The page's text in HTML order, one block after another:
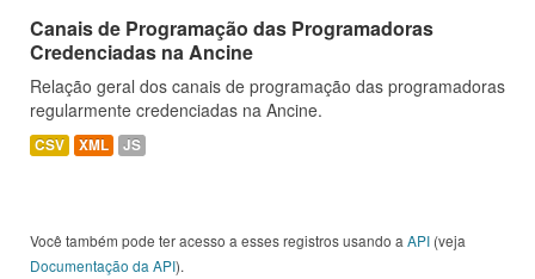
Canais de Programação das Programadoras
Credenciadas na Ancine
Relação geral dos canais de programação das programadoras
regularmente credenciadas na Ancine.
CSV XML JS
Você também pode ter acesso a esses registros usando a API (veja
Documentação da API).